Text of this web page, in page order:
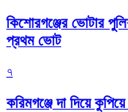
কিশোরগঞ্জের ভোটার
প্রথম ভোট
৭
করিমগঞ্জে দা দিয়ে